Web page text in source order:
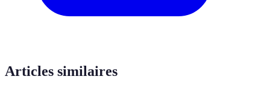
Articles similaires